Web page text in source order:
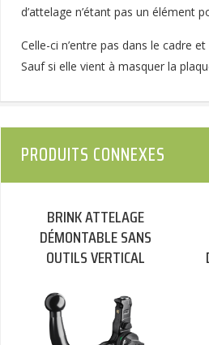
d’attelage n’étant pas un élément
Celle-ci n’entre pas dans le cadre
Sauf si elle vient à masquer la
PRODUITS CONNEXES
BRINK ATTELAGE
DÉMONTABLE SANS
OUTILS VERTICAL